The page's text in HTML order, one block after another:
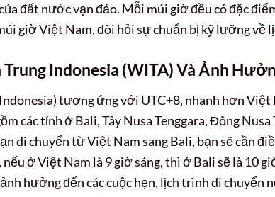
đất nước vạn đảo. Mỗi múi giờ đều có đặc
giờ Việt Nam, đòi hỏi sự chuẩn bị kỹ lưỡng về
Indonesia (WITA) Và Ảnh
tương ứng với UTC+8, nhanh hơn Việt
các tỉnh ở Bali, Tây Nusa Tenggara, Đông
di chuyển từ Việt Nam sang Bali, bạn sẽ cần
ở Việt Nam là 9 giờ sáng, thì ở Bali sẽ là 10
hưởng đến các cuộc hẹn, lịch trình di chuyển